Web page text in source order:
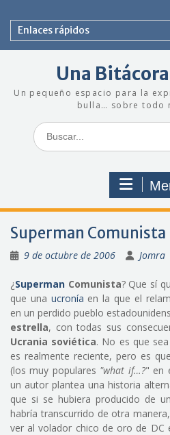
contenido
Enlaces rápidos
Una
Un pequeño espacio para la
bulla… sobre todo
Buscar:
Superman Comunista
9 de octubre de 2006 Jomra
¿Superman Comunista? Que sí
que una ucronía en la que el
en un perdido pueblo
estrella, con todas sus
Ucrania soviética. No es que
es realmente reciente, pero es
(los muy populares "what if…?" en
un autor plantea una historia
que si se hubiera producido de
habría transcurrido de otra
ver al volador chico de oro de DC